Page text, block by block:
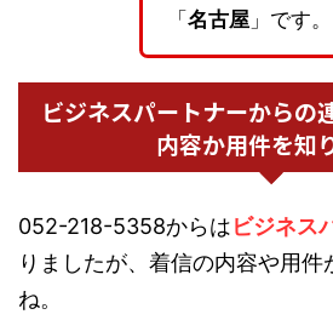
「 名古屋 」です。
ビジネスパートナーからの
内容か用件を知
052-218-5358からはビジネス
りましたが、着信の内容や用件
ね。